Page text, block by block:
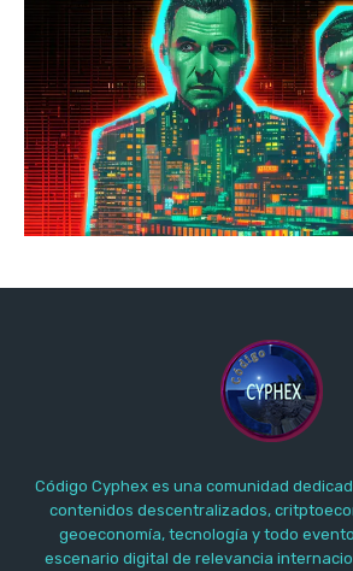
Código Cyphex es una comunidad
contenidos descentralizados,
geoeconomía, tecnología y todo
escenario digital de relevancia